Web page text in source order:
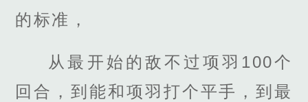
的标准，
从最开始的敌不过项羽100个
回合，到能和项羽打个平手，到最